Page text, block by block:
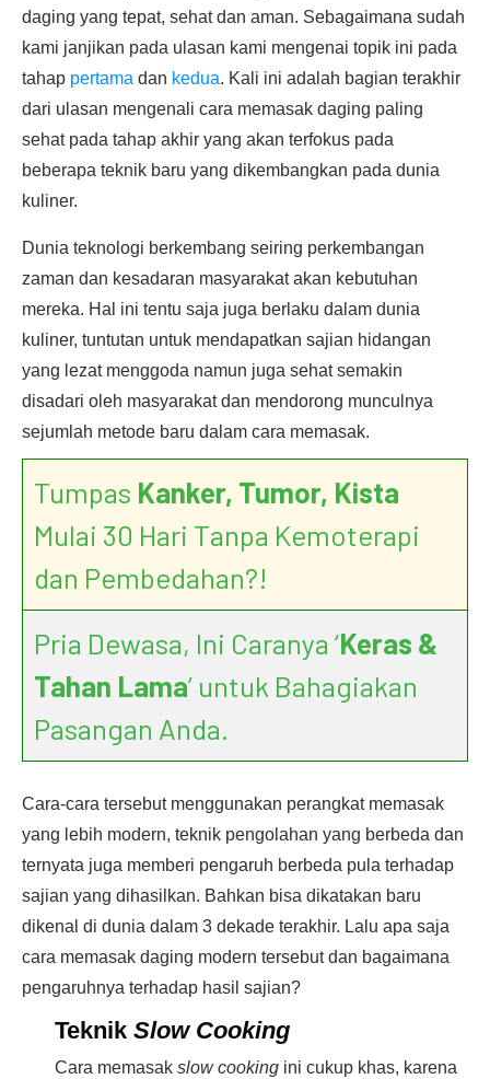
daging yang tepat, sehat dan aman. Sebagaimana sudah
kami janjikan pada ulasan kami mengenai topik ini pada
tahap pertama dan kedua. Kali ini adalah bagian terakhir
dari ulasan mengenali cara memasak daging paling
sehat pada tahap akhir yang akan terfokus pada
beberapa teknik baru yang dikembangkan pada dunia
kuliner.
Dunia teknologi berkembang seiring perkembangan
zaman dan kesadaran masyarakat akan kebutuhan
mereka. Hal ini tentu saja juga berlaku dalam dunia
kuliner, tuntutan untuk mendapatkan sajian hidangan
yang lezat menggoda namun juga sehat semakin
disadari oleh masyarakat dan mendorong munculnya
sejumlah metode baru dalam cara memasak.
Tumpas Kanker, Tumor, Kista
Mulai 30 Hari Tanpa Kemoterapi
dan Pembedahan?!
Pria Dewasa, Ini Caranya ‘Keras &
Tahan Lama’ untuk Bahagiakan
Pasangan Anda.
Cara-cara tersebut menggunakan perangkat memasak
yang lebih modern, teknik pengolahan yang berbeda dan
ternyata juga memberi pengaruh berbeda pula terhadap
sajian yang dihasilkan. Bahkan bisa dikatakan baru
dikenal di dunia dalam 3 dekade terakhir. Lalu apa saja
cara memasak daging modern tersebut dan bagaimana
pengaruhnya terhadap hasil sajian?
Teknik Slow Cooking
Cara memasak slow cooking ini cukup khas, karena